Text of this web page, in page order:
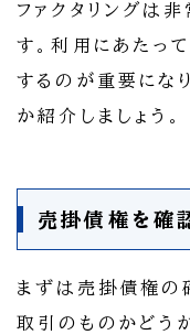
ファクタリングは
す。利用にあたっ
するのが重要にな
か紹介しましょう。
売掛債権を確
まずは売掛債権の
取引のものかどう